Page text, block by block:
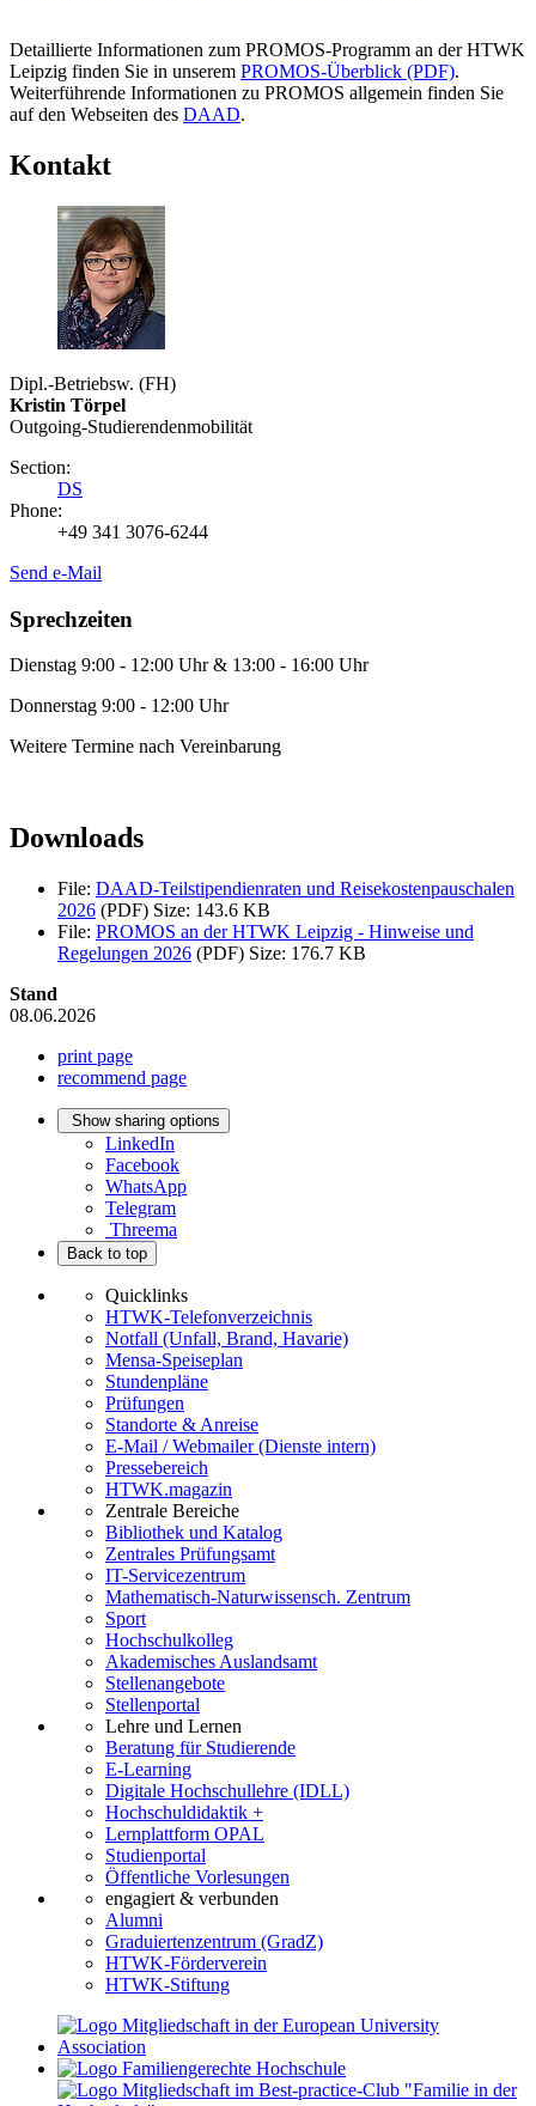
Detaillierte Informationen zum PROMOS-Programm an der HTWK
Leipzig finden Sie in unserem PROMOS-Überblick (PDF).
Weiterführende Informationen zu PROMOS allgemein finden Sie
auf den Webseiten des DAAD.
Kontakt
Dipl.-Betriebsw. (FH)
Kristin Törpel
Outgoing-Studierendenmobilität
Section:
DS
Phone:
+49 341 3076-6244
Send e-Mail
Sprechzeiten
Dienstag 9:00 - 12:00 Uhr & 13:00 - 16:00 Uhr
Donnerstag 9:00 - 12:00 Uhr
Weitere Termine nach Vereinbarung
Downloads
File: DAAD-Teilstipendienraten und Reisekostenpauschalen
2026 (PDF) Size: 143.6 KB
File: PROMOS an der HTWK Leipzig - Hinweise und
Regelungen 2026 (PDF) Size: 176.7 KB
Stand
08.06.2026
print page
recommend page
Show sharing options
LinkedIn
Facebook
WhatsApp
Telegram
Threema
Back to top
Quicklinks
HTWK-Telefonverzeichnis
Notfall (Unfall, Brand, Havarie)
Mensa-Speiseplan
Stundenpläne
Prüfungen
Standorte & Anreise
E-Mail / Webmailer (Dienste intern)
Pressebereich
HTWK.magazin
Zentrale Bereiche
Bibliothek und Katalog
Zentrales Prüfungsamt
IT-Servicezentrum
Mathematisch-Naturwissensch. Zentrum
Sport
Hochschulkolleg
Akademisches Auslandsamt
Stellenangebote
Stellenportal
Lehre und Lernen
Beratung für Studierende
E-Learning
Digitale Hochschullehre (IDLL)
Hochschuldidaktik +
Lernplattform OPAL
Studienportal
Öffentliche Vorlesungen
engagiert & verbunden
Alumni
Graduiertenzentrum (GradZ)
HTWK-Förderverein
HTWK-Stiftung